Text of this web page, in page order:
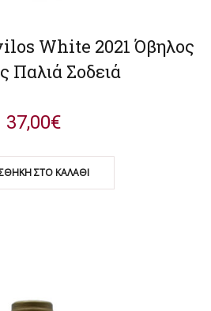
White 2021 Όβηλος
Παλιά Σοδειά
ΣΤΟ ΚΑΛΆΘΙ
37,00€